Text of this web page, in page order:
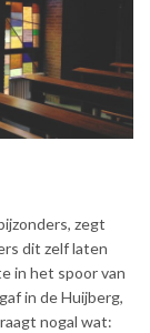
zegt
dit zelf laten
in het spoor van
in de Huijberg,
nogal wat: